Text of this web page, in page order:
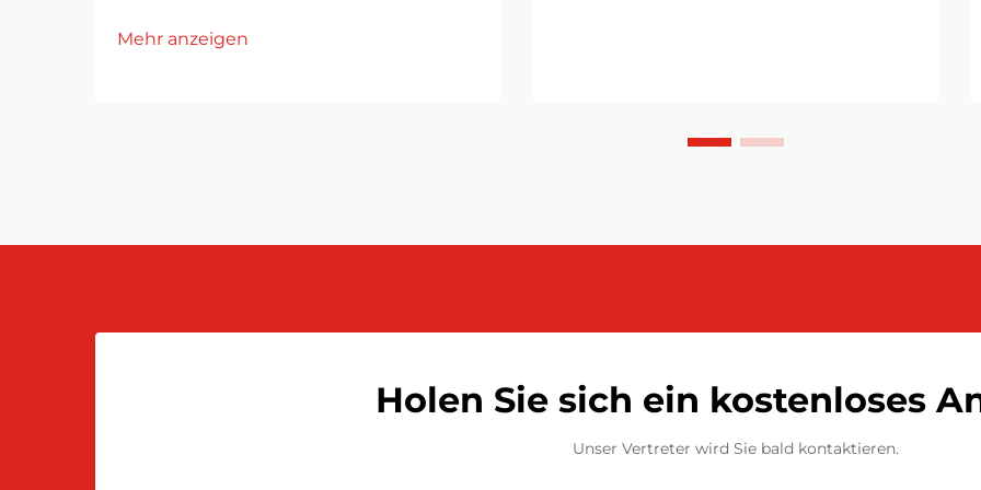
Mehr anzeigen
Holen Sie sich ein kostenloses
Unser Vertreter wird Sie bald kontaktieren.